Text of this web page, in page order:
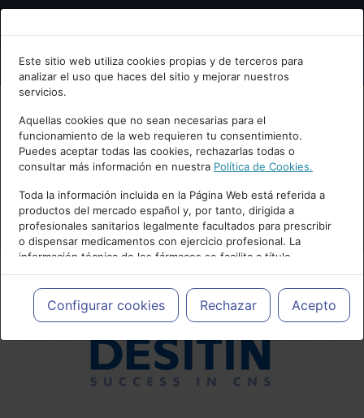
Bienvenid@ a psiquiatria.com
Escribe tu Email
Accede o regístrate con tu email.
Cancelar
Este sitio web utiliza cookies propias y de terceros para
analizar el uso que haces del sitio y mejorar nuestros
servicios.
Aquellas cookies que no sean necesarias para el
funcionamiento de la web requieren tu consentimiento.
Puedes aceptar todas las cookies, rechazarlas todas o
consultar más información en nuestra Política de Cookies.
Toda la información incluida en la Página Web está referida a
productos del mercado español y, por tanto, dirigida a
profesionales sanitarios legalmente facultados para prescribir
o dispensar medicamentos con ejercicio profesional. La
información técnica de los fármacos se facilita a título
meramente informativo, siendo responsabilidad de los
profesionales facultados prescribir medicamentos y decidir, en
cada caso concreto, el tratamiento más adecuado a las
necesidades del paciente.
Configurar cookies Rechazar Acepto